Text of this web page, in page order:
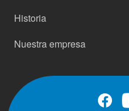
Historia
Nuestra empresa